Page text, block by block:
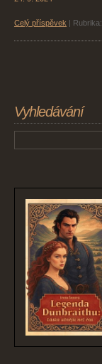
Celý příspěvek Rubrika:
Vyhledávání